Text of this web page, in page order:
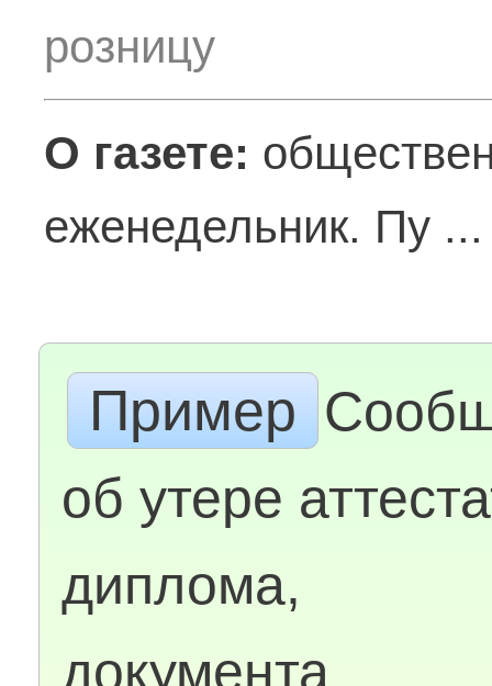
розницу
О газете:
еженедельник. Пу
Пример
об утере
диплома,
документа